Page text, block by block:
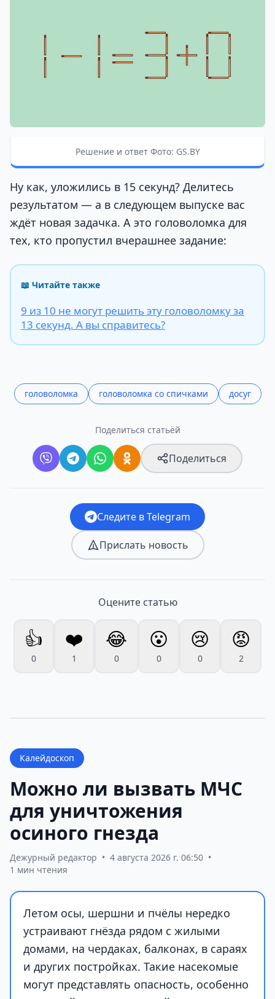
Решение и ответ Фото: GS.BY
Ну как, уложились в 15 секунд? Делитесь
результатом — а в следующем выпуске вас
ждёт новая задачка. А это головоломка для
тех, кто пропустил вчерашнее задание:
📖 Читайте также
9 из 10 не могут решить эту головоломку за
13 секунд. А вы справитесь?
головоломка головоломка со спичками досуг
Поделиться статьёй
Поделиться
Следите в Telegram
Прислать новость
Оцените статью
👍
0
❤️
1
😂
0
😮
0
😢
0
😡
2
Калейдоскоп
Можно ли вызвать МЧС
для уничтожения
осиного гнезда
Дежурный редактор • 4 августа 2026 г. 06:50 •
1 мин чтения
Летом осы, шершни и пчёлы нередко
устраивают гнёзда рядом с жилыми
домами, на чердаках, балконах, в сараях
и других постройках. Такие насекомые
могут представлять опасность, особенно